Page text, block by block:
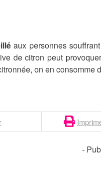
aux personnes
de citron peut
on en consomme
-